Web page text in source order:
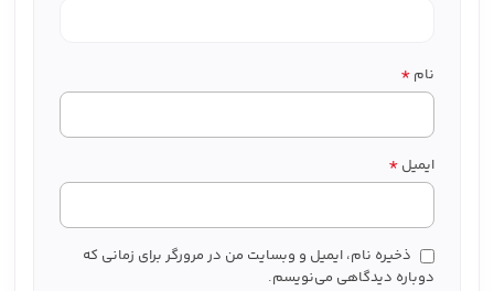
نام *
ایمیل *
ذخیره نام، ایمیل و وبسایت من در مرورگر برای زمانی که
دوباره دیدگاهی می‌نویسم.